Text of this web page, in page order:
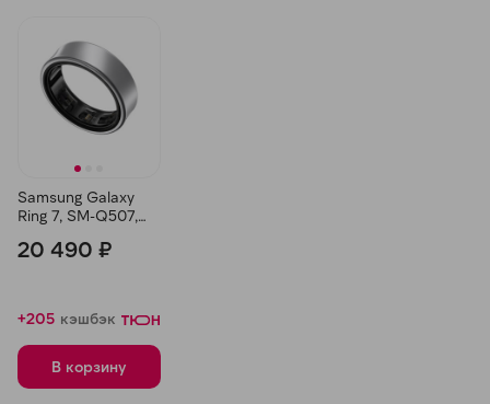
Samsung Galaxy
Ring 7, SM-Q507,
серебро
20 490 ₽
+205 кэшбэк
В корзину